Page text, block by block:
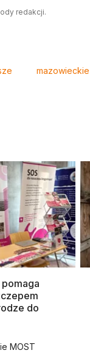
redakcji.
mazowieckie
pomaga
do
MOST